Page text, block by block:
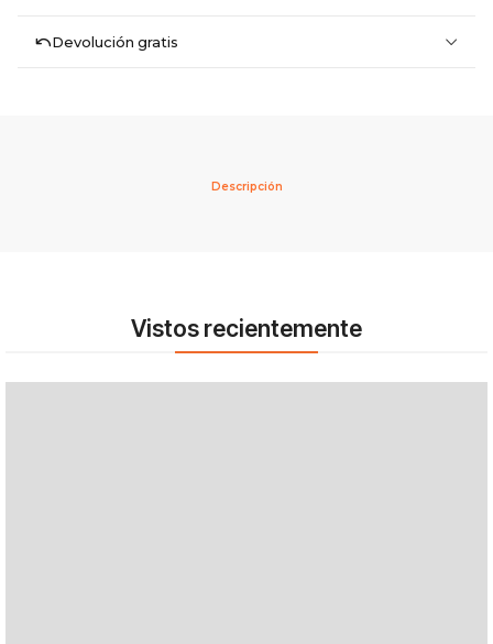
Devolución gratis
Descripción
Vistos recientemente